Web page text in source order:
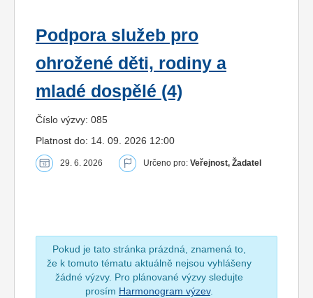
Podpora služeb pro
ohrožené děti, rodiny a
mladé dospělé (4)
Číslo výzvy: 085
Platnost do: 14. 09. 2026 12:00
29. 6. 2026 Určeno pro: Veřejnost, Žadatel
Pokud je tato stránka prázdná, znamená to,
že k tomuto tématu aktuálně nejsou vyhlášeny
žádné výzvy. Pro plánované výzvy sledujte
prosím Harmonogram výzev.